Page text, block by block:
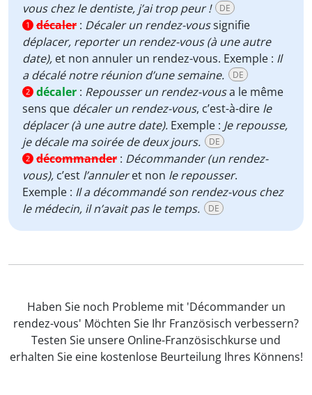
vous chez le dentiste, j’ai trop peur !
DE
1 décaler : Décaler un rendez-voussignifie
déplacer, reporter un rendez-vous (à une autre
date), et non annuler un rendez-vous. Exemple : Il
a décalé notre réunion d’une semaine.
DE
2 décaler : Repousser un rendez-vousa le même
sens que décaler un rendez-vous, c’est-à-dire le
déplacer (à une autre date). Exemple : Je repousse,
je décale ma soirée de deux jours.
DE
2 décommander : Décommander (un rendez-
vous), c’est l’annuleret non le repousser.
Exemple : Il a décommandé son rendez-vous chez
le médecin, il n’avait pas le temps.
DE
Haben Sie noch Probleme mit 'Décommander un
rendez-vous' Möchten Sie Ihr Französisch verbessern?
Testen Sie unsere Online-Französischkurse und
erhalten Sie eine kostenlose Beurteilung Ihres Könnens!